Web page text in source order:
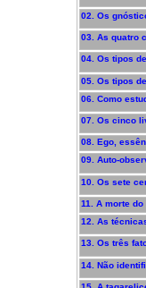
02. Os
03. As quatro
04. Os tipos
05. Os tipos
06. Como
07. Os cinco
08. Ego,
09. Auto-
10. Os sete
11. A morte do
12. As
13. Os três
14. Não